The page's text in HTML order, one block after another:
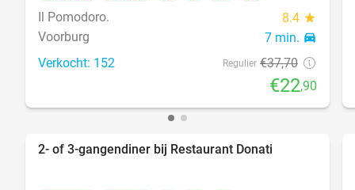
Il Pomodoro.
8.4 star
Voorburg 7 min. directions_car
Verkocht: 152 Regulier €37,70
€22,90
2- of 3-gangendiner bij Restaurant Donati